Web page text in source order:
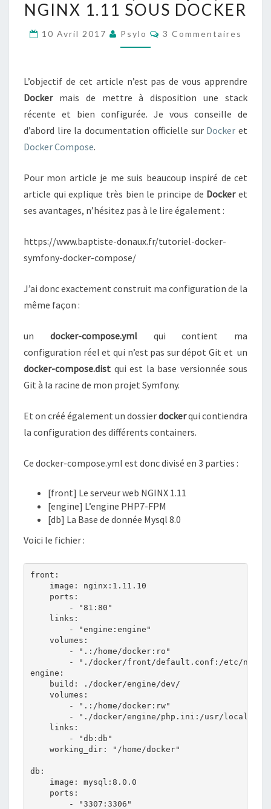
U
E
R
E
N
V
I
N
E
M
T
U
M
F
O
N
A
V
C
H
P
7
F
M
Y
S
L
8
,
I
X
NGINX 1.11 SOUS DOCKER
10 Avril 2017 Psylo
C
O
T
A
I
R
S
3 Commentaires
L’objectif de cet article n’est pas de vous apprendre
Dockermais de mettre à disposition une stack
récente et bien configurée. Je vous conseille de
d’abord lire la documentation officielle sur Docker et
Docker Compose.
Pour mon article je me suis beaucoup inspiré de cet
article qui explique très bien le principe de Dockeret
ses avantages, n’hésitez pas à le lire également :
https://www.baptiste-donaux.fr/tutoriel-docker-
symfony-docker-compose/
J’ai donc exactement construit ma configuration de la
même façon :
un docker-compose.yml qui contient ma
configuration réel et qui n’est pas sur dépot Git et un
docker-compose.dist qui est la base versionnée sous
Git à la racine de mon projet Symfony.
Et on créé également un dossierdockerqui contiendra
la configuration des différents containers.
Ce docker-compose.yml est donc divisé en 3 parties :
[front] Le serveur web NGINX 1.11
[engine] L’engine PHP7-FPM
[db] La Base de donnée Mysql 8.0
Voici le fichier :
front:
    image: nginx:1.11.10
    ports:
        - "81:80"
    links:
        - "engine:engine"
    volumes:
        - ".:/home/docker:ro"
- "./docker/front/default.conf:/etc/
engine:
    build: ./docker/engine/dev/
    volumes:
        - ".:/home/docker:rw"
- "./docker/engine/php.ini:/usr/local/
    links:
        - "db:db"
    working_dir: "/home/docker"
db:
    image: mysql:8.0.0
    ports:
        - "3307:3306"